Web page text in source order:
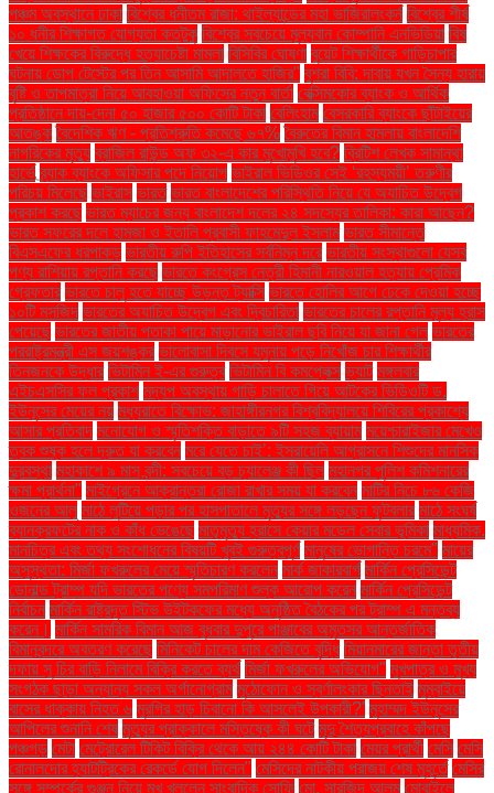
পঞ্চম অবস্থানে ঢাকা বিশ্বের ধনীতম রাজা: থাইল্যান্ডের মহা ভাজিরালংকর্ন বিশ্বের শীর্ষ
১০ ধনীর শিক্ষাগত যোগ্যতা কতটুকু বিশ্বের সবচেয়ে মূল্যবান কোম্পানি এনভিডিয়া বিষ
খেয়ে শিক্ষকের বিরুদ্ধে হত্যাচেষ্টা মামলা বিসিবির ঘোষণা বুয়েট শিক্ষার্থীকে গাড়িচাপার
ঘটনায় ডোপ টেস্টের পর তিন আসামি আদালতে হাজির" বুশরা বিবি: দাবায় যখন সৈন্য হারায়
বৃষ্টি ও তাপমাত্রা নিয়ে আবহাওয়া অফিসের নতুন বার্তা বেক্সিমকোর ব্যাংক ও আর্থিক
প্রতিষ্ঠানে দায়-দেনা ৫০ হাজার ৫০০ কোটি টাকা বেলিংহাম বেসরকারি ব্যাংকে ছাঁটাইয়ের
আতঙ্ক বৈদেশিক ঋণ - প্রতিশ্রুতি কমেছে ৬৭% বৈরুতের বিমান হামলায় বাংলাদেশি
নাগরিকের মৃত্যু ব্রাজিল রাউন্ড অফ ৩২-এ কার মুখোমুখি হবে? ব্রিটিশ লেখক সামান্থা
হার্ভে ব্র্যাক ব্যাংকে অফিসার পদে নিয়োগ ভাইরাল ভিডিওর সেই ‘রহস্যময়ী’ তরুণীর
পরিচয় মিলেছে ভাইরাস ভারত ভারত বাংলাদেশের পরিস্থিতি নিয়ে যে অযাচিত উদ্বেগ
প্রকাশ করছে ভারত ম্যাচের জন্য বাংলাদেশ দলের ২৪ সদস্যের তালিকা: কারা আছেন?
ভারত সফরের দলে হামজা ও ইতালি প্রবাসী ফাহমেদুল ইসলাম ভারত সীমান্তে
বিএসএফের ধরপাকড় ভারতীয় রুপি ইতিহাসের সর্বনিম্ন দরে ভারতীয় সংস্থাগুলো যেসব
পণ্য রাশিয়ায় রপ্তানি করছে ভারতে কংগ্রেস নেত্রী হিমানী নারওয়াল হত্যায় প্রেমিক
গ্রেফতার ভারতে চালু হতে যাচ্ছে উড়ন্ত ট্যাক্সি ভারতে হোলির আগে ঢেকে দেওয়া হচ্ছে
১০টি মসজিদ ভারতের অযাচিত উদ্বেগ এবং দ্বিচারিতা ভারতের চালের রপ্তানি মূল্য হ্রাস
পেয়েছে ভারতের জাতীয় পতাকা পায়ে মাড়ানোর ভাইরাল ছবি নিয়ে যা জানা গেল ভারতের
পররাষ্ট্রমন্ত্রী এস জয়শঙ্কর ভালোবাসা দিবসে যমুনায় পড়ে নিখোঁজ চার শিক্ষার্থীর
তিনজনকে উদ্ধার ভিটামিন ই-এর গুরুত্ব ভিটামিন বি কমপ্লেক্স ভ্যাট মঙ্গলবার
এইচএসসির ফল প্রকাশ মদ্যপ অবস্থায় গাড়ি চালাতে গিয়ে আটকের ভিডিওটি ড.
ইউনূসের মেয়ের নয় মধ্যরাতে বিক্ষোভ: জাহাঙ্গীরনগর বিশ্ববিদ্যালয়ে শিবিরের প্রকাশ্যে
আসার প্রতিবাদ মনোযোগ ও স্মৃতিশক্তি বাড়াতে ৯টি সহজ ব্যায়াম ময়েশ্চারাইজার মেখেও
ত্বক শুষ্ক হলে দ্রুত যা করবেন মরে যেতে চাই’: ইসরায়েলি আগ্রাসনে শিশুদের মানসিক
দুরবস্থা মহাকাশে ৯ মাস বন্দী: সবচেয়ে বড় চ্যালেঞ্জ কী ছিল মহানগর পুলিশ কমিশনারের
ক্ষমা প্রার্থনা" মাইগ্রেনে আক্রান্তরা রোজা রাখার সময় যা করবেন মাটির নিচে ৮৬ কেজি
ওজনের আলু মাঠে লুটিয়ে পড়ার পর হাসপাতালে মৃত্যুর সঙ্গে লড়ছেন ফুটবলার মাঠে সংঘর্ষ
ব্যানক্রফটের নাক ও কাঁধ ভেঙেছে মাতৃমৃত্যু হ্রাসে কেয়ার মডেল সেবার ভূমিকা মাধ্যমিক.
মানচিত্র এবং তথ্য সংশোধনের বিষয়টি খুবই গুরুত্বপূর্ণ মানুষের ভোগান্তি চরমে" মায়ের
অসুস্থতা: মির্জা ফখরুলের মেয়ে স্মৃতিচারণ করলেন মার্ক জাকারবার্গ মার্কিন প্রেসিডেন্ট
ডোনাল্ড ট্রাম্প যদি ভারতের পণ্যে সমপরিমাণ শুল্ক আরোপ করেন মার্কিন প্রেসিডেন্ট
নির্বাচন মার্কিন রাষ্ট্রদূত স্টিভ উইটকফের মধ্যে অনুষ্ঠিত বৈঠকের পর ট্রাম্প এ মন্তব্য
করেন। মার্কিন সামরিক বিমান আজ বুধবার দুপুরে পাঞ্জাবের অমৃতসর আন্তর্জাতিক
বিমানবন্দরে অবতরণ করেছে মিনিকেট চালের দাম কেজিতে বৃদ্ধি মিয়ানমারের জান্তা তৃতীয়
দফায় সু চির বাড়ি নিলামে বিক্রি করতে ব্যর্থ মির্জা ফখরুলের অভিযোগ" মুখপাত্র ও মুখ্য
সংগঠক ছাড়া অন্যান্য সকল অর্গানোগ্রাম মুঠোফোন ও স্বর্ণালংকার ছিনতাই মুম্বাইয়ে
বাসের ধাক্কায় নিহত ৬ মুরগির হাড় চিবানো কি আসলেই উপকারী?' মুহাম্মদ ইউনূসের
আপিলের শুনানি শেষ মৃত্যুর প্রাক্কালে মস্তিষ্কে কী ঘটে মৃদু শৈত্যপ্রবাহে কাঁপছে
পঞ্চগড় মেটা মেট্রোরেল টিকিট বিক্রি থেকে আয় ২৪৪ কোটি টাকা মেয়র প্রার্থী মেসি মেসি
রোনালদোর হ্যাটট্রিকের রেকর্ডে যোগ দিলেন" মেসিদের নাটকীয় পরাজয় শেষ মুহূর্তে মেসির
সঙ্গে সম্পর্কের গুঞ্জন নিয়ে মুখ খুললেন সাংবাদিক সোফি মো. সারজিদ আলম মোবাইলে